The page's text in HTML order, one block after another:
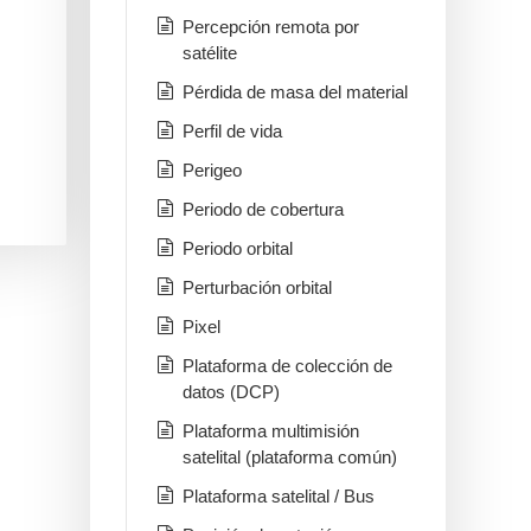
Percepción remota por
satélite
Pérdida de masa del material
Perfil de vida
Perigeo
Periodo de cobertura
Periodo orbital
Perturbación orbital
Pixel
Plataforma de colección de
datos (DCP)
Plataforma multimisión
satelital (plataforma común)
Plataforma satelital / Bus